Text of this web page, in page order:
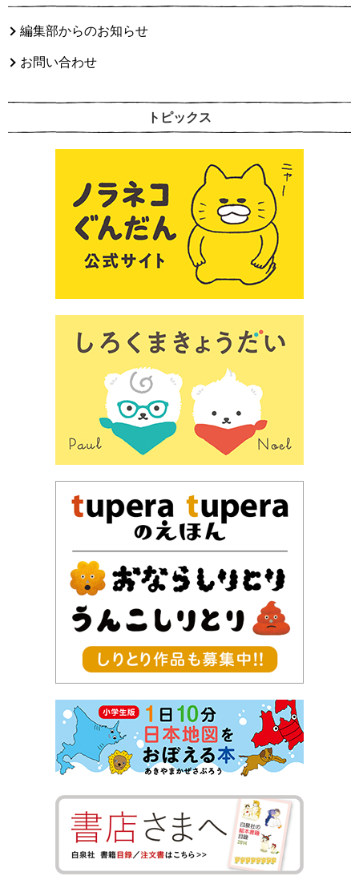
編集部からのお知らせ
お問い合わせ
トピックス